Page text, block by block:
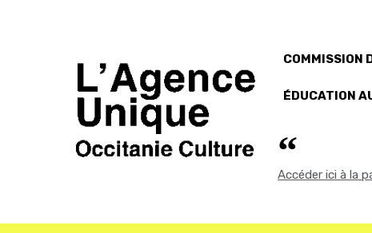
COMMISSION
ÉDUCATION
Accéder ici à la